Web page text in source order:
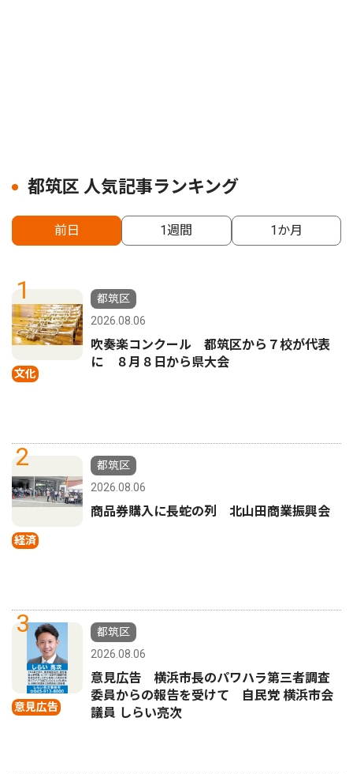
都筑区 人気記事ランキング
前日 1週間 1か月
1
文化
都筑区
2026.08.06
吹奏楽コンクール 都筑区から７校が代表
に ８月８日から県大会
2
経済
都筑区
2026.08.06
商品券購入に長蛇の列 北山田商業振興会
3
意見広告
都筑区
2026.08.06
意見広告 横浜市長のパワハラ第三者調査
委員からの報告を受けて 自民党 横浜市会
議員 しらい亮次